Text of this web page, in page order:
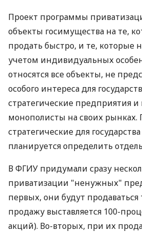
Проект программы
объекты госимущества на те,
продать быстро, и те, которые
учетом индивидуальных
относятся все объекты, не
особого интереса для
стратегические предприятия
монополисты на своих рынках.
стратегические для
планируется определить
В ФГИУ придумали сразу
приватизации "ненужных"
первых, они будут
продажу выставляется 100-
акций). Во-вторых, при их